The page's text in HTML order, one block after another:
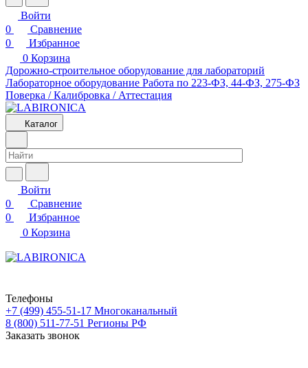
Войти
0
Сравнение
0
Избранное
0 Корзина
Дорожно-строительное оборудование для лабораторий
Лабораторное оборудование Работа по 223-ФЗ, 44-ФЗ, 275-ФЗ
Поверка / Калибровка / Аттестация
Каталог
Войти
0
Сравнение
0
Избранное
0 Корзина
Телефоны
+7 (499) 455-51-17 Многоканальный
8 (800) 511-77-51 Регионы РФ
Заказать звонок